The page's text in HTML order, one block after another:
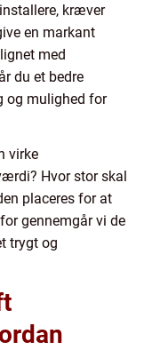
kræver
en markant
med
du et bedre
og mulighed for
virke
Hvor stor skal
placeres for at
gennemgår vi de
trygt og